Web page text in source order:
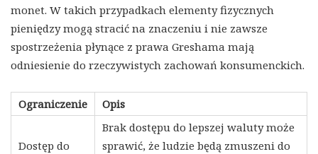
monet. W takich przypadkach elementy fizycznych
pieniędzy mogą stracić na znaczeniu i nie zawsze
spostrzeżenia płynące z prawa Greshama mają
odniesienie do rzeczywistych zachowań konsumenckich.
Ograniczenie Opis
Dostęp do
Brak dostępu do lepszej waluty może
sprawić, że ludzie będą zmuszeni do